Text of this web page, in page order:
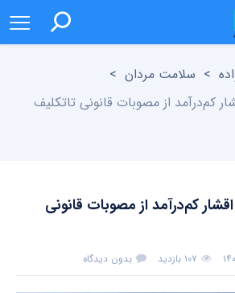
> سلامت مردان >
کم‌درآمد از مصوبات قانونی تاتکلیف
کم‌درآمد از مصوبات قانونی
۰۱ ۱۰۷ بازدید بدون دیدگاه